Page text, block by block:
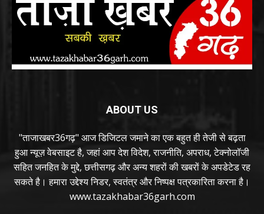
ABOUT US
"ताजाखबर36गढ़" आज डिजिटल जमाने का एक बहुत ही तेजी से बढ़ता
हुआ न्यूज़ वेबसाइट है, जहां आप देश विदेश, राजनीति, अपराध, टेक्नोलॉजी
सहित जनहित के मुद्दे, छत्तीसगढ़ और अन्य शहरों की खबरों के अपडेटेड रह
सकते है। हमारा उद्देश्य निडर, स्वतंत्र और निष्पक्ष पत्रकारिता करना है।
www.tazakhabar36garh.com